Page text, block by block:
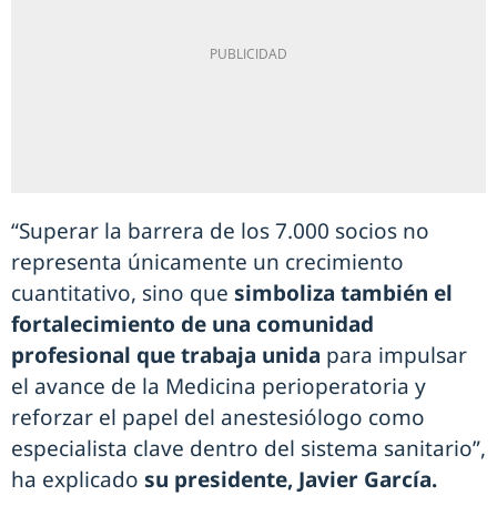
“Superar la barrera de los 7.000 socios no
representa únicamente un crecimiento
cuantitativo, sino que simboliza también el
fortalecimiento de una comunidad
profesional que trabaja unida para impulsar
el avance de la Medicina perioperatoria y
reforzar el papel del anestesiólogo como
especialista clave dentro del sistema sanitario”,
ha explicado su presidente, Javier García.